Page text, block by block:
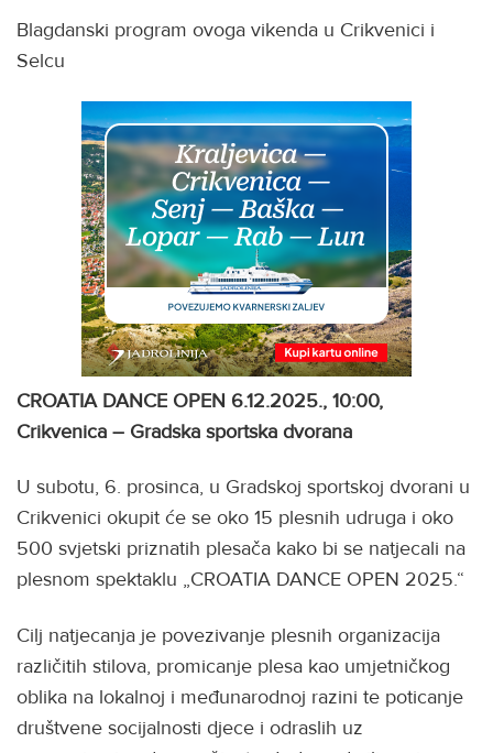
Blagdanski program ovoga vikenda u Crikvenici i
Selcu
CROATIA DANCE OPEN 6.12.2025., 10:00,
Crikvenica – Gradska sportska dvorana
U subotu, 6. prosinca, u Gradskoj sportskoj dvorani u
Crikvenici okupit će se oko 15 plesnih udruga i oko
500 svjetski priznatih plesača kako bi se natjecali na
plesnom spektaklu „CROATIA DANCE OPEN 2025.“
Cilj natjecanja je povezivanje plesnih organizacija
različitih stilova, promicanje plesa kao umjetničkog
oblika na lokalnoj i međunarodnoj razini te poticanje
društvene socijalnosti djece i odraslih uz